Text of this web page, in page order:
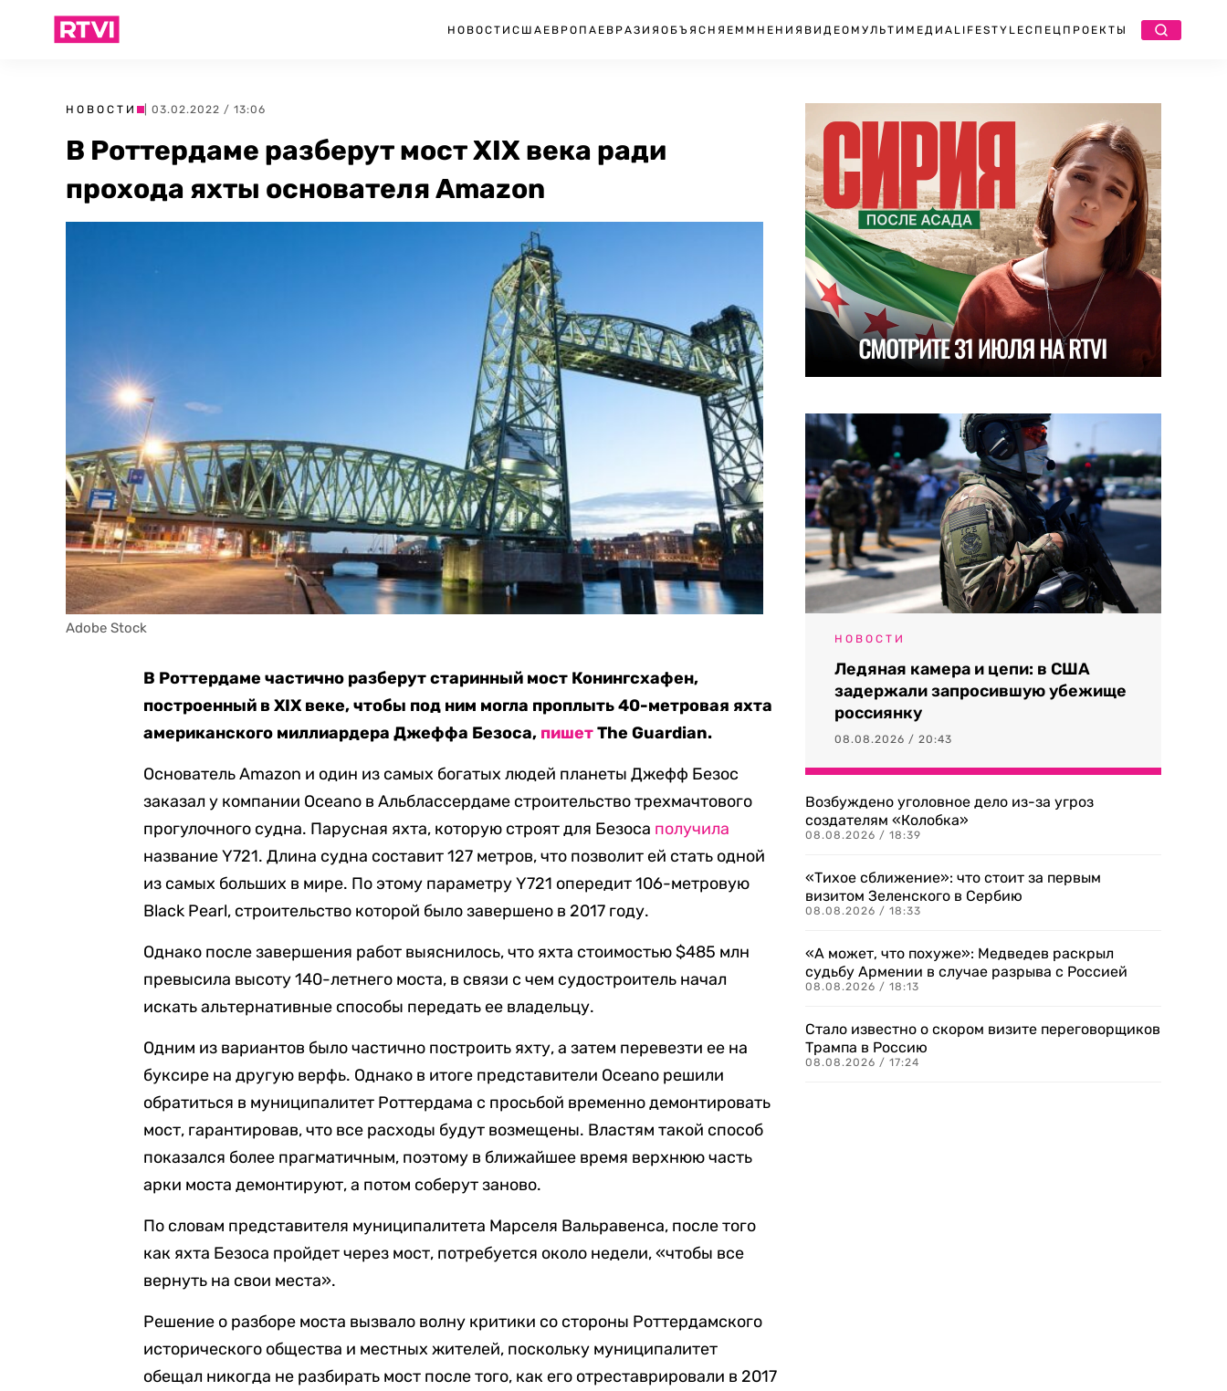
НОВОСТИ США ЕВРОПА ЕВРАЗИЯ ОБЪЯСНЯЕМ МНЕНИЯ ВИДЕО МУЛЬТИМЕДИА LIFESTYLEСПЕЦПРОЕКТЫ
НОВОСТИ | 03.02.2022 / 13:06
В Роттердаме разберут мост XIX века ради
прохода яхты основателя Amazon
Adobe Stock
В Роттердаме частично разберут старинный мост Конингсхафен,
построенный в XIX веке, чтобы под ним могла проплыть 40-метровая яхта
американского миллиардера Джеффа Безоса, пишетThe Guardian.
Основатель Amazon и один из самых богатых людей планеты Джефф Безос
заказал у компании Oceano в Альблассердаме строительство трехмачтового
прогулочного судна. Парусная яхта, которую строят для Безоса получила
название Y721. Длина судна составит 127 метров, что позволит ей стать одной
из самых больших в мире. По этому параметру Y721 опередит 106-метровую
Black Pearl, строительство которой было завершено в 2017 году.
Однако после завершения работ выяснилось, что яхта стоимостью $485 млн
превысила высоту 140-летнего моста, в связи с чем судостроитель начал
искать альтернативные способы передать ее владельцу.
Одним из вариантов было частично построить яхту, а затем перевезти ее на
буксире на другую верфь. Однако в итоге представители Oceano решили
обратиться в муниципалитет Роттердама с просьбой временно демонтировать
мост, гарантировав, что все расходы будут возмещены. Властям такой способ
показался более прагматичным, поэтому в ближайшее время верхнюю часть
арки моста демонтируют, а потом соберут заново.
По словам представителя муниципалитета Марселя Вальравенса, после того
как яхта Безоса пройдет через мост, потребуется около недели, «чтобы все
вернуть на свои места».
Решение о разборе моста вызвало волну критики со стороны Роттердамского
исторического общества и местных жителей, поскольку муниципалитет
обещал никогда не разбирать мост после того, как его отреставрировали в 2017
НОВОСТИ
Ледяная камера и цепи: в США
задержали запросившую убежище
россиянку
08.08.2026 / 20:43
Возбуждено уголовное дело из-за угроз
создателям «Колобка»
08.08.2026 / 18:39
«Тихое сближение»: что стоит за первым
визитом Зеленского в Сербию
08.08.2026 / 18:33
«А может, что похуже»: Медведев раскрыл
судьбу Армении в случае разрыва с Россией
08.08.2026 / 18:13
Стало известно о скором визите переговорщиков
Трампа в Россию
08.08.2026 / 17:24